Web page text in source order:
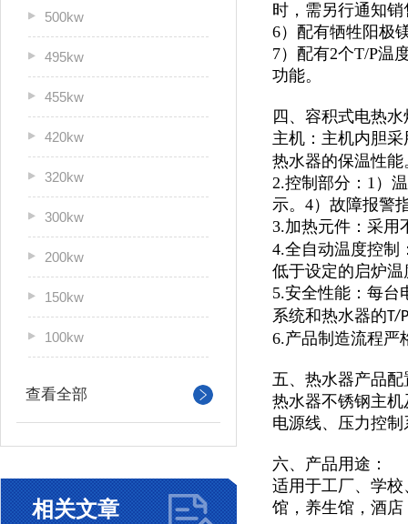
500kw
495kw
455kw
420kw
320kw
300kw
200kw
150kw
100kw
查看全部
相关文章
时，需另行通知
6）配有牺牲阳极
7）配有2个T/P温
功能。
四、容积式电热
主机：主机内胆
热水器的保温性能
2.控制部分：1）
示。4）故障报警
3.加热元件：采用
4.全自动温度控制
低于设定的启炉
5.安全性能：每台
系统和热水器的T/P
6.产品制造流程严
五、热水器产品配
热水器不锈钢主
电源线、压力控
六、产品用途：
适用于工厂、学
馆， 养生馆，酒